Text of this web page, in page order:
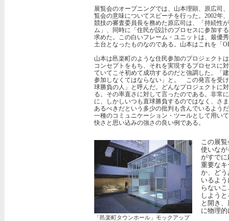
展覧会のオープニングでは、山本理顕、原広司
覧会の意味についてスピーチを行った。2002年
競技の審査委員長を務めた原広司は、「持続性
ム」、同時に「住民が設計のプロセスに参加す
求めた。この白いフレーム・ユニットは、最優
土台となったものなのである。山本はこれを「
山本は邑楽町のような住民参加のプロジェクト
コンセプトをもち、それを実現するプロセスに
ていてこそ初めて成功するのだと強調した。「
参加しなくてはならない」と。 この発言を受
球勝負の人」と呼んだ。どんなプロジェクトに
る。その率直さに対して言ったのである。非常
に、しかしいつも直球勝負するのではなく、さ
あるべきだという多少の批判も含んでいるよう
一種のコミュニケーション・ツールとして用い
快さと思い込みの強さの良い例である。
「邑楽町タウンホール」モックアップ
この展
使いな
がすで
重要な
か、ど
いるよ
らない
しよう
と開き
に物理